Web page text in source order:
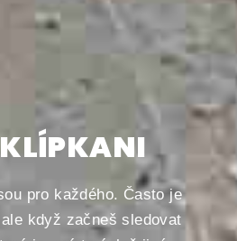
pro každého. Často je
když začneš sledovat